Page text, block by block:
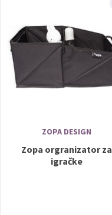
ZOPA DESIGN
Zopa orgranizator za
igračke